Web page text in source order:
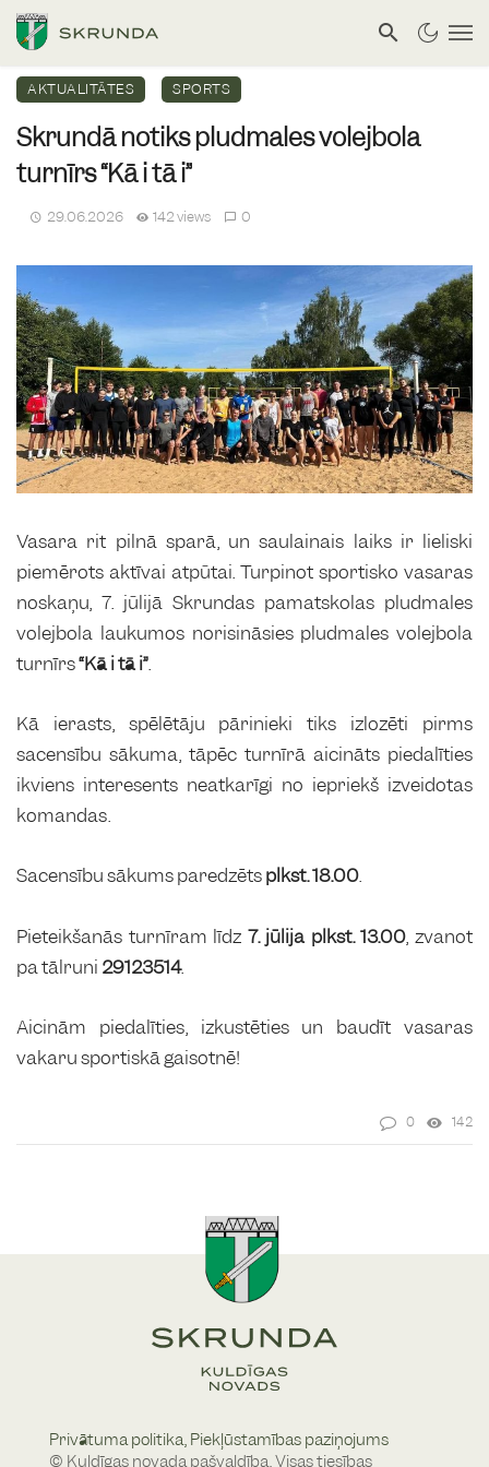
AKTUALITĀTES SPORTS
Skrundā notiks pludmales volejbola
turnīrs “Kā i tā i”
29.06.2026 142 views 0
Vasara rit pilnā sparā, un saulainais laiks ir lieliski
piemērots aktīvai atpūtai. Turpinot sportisko vasaras
noskaņu, 7. jūlijā Skrundas pamatskolas pludmales
volejbola laukumos norisināsies pludmales volejbola
turnīrs“Kā i tā i”.
Kā ierasts, spēlētāju pārinieki tiks izlozēti pirms
sacensību sākuma, tāpēc turnīrā aicināts piedalīties
ikviens interesents neatkarīgi no iepriekš izveidotas
komandas.
Sacensību sākums paredzētsplkst. 18.00.
Pieteikšanās turnīram līdz 7. jūlija plkst. 13.00, zvanot
pa tālruni 29123514.
Aicinām piedalīties, izkustēties un baudīt vasaras
vakaru sportiskā gaisotnē!
0 142
Privātuma politika, Piekļūstamības paziņojums
© Kuldīgas novada pašvaldība, Visas tiesības